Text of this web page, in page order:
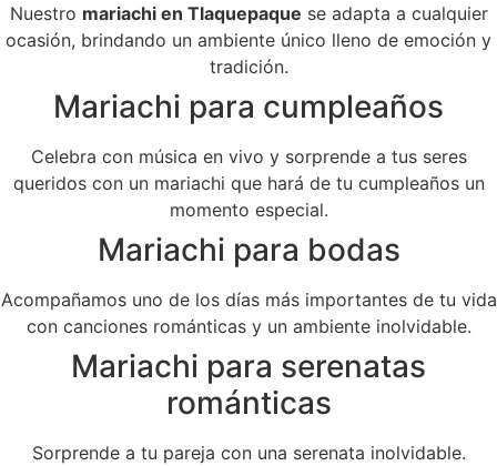
Nuestro mariachi en Tlaquepaque se adapta a cualquier
ocasión, brindando un ambiente único lleno de emoción y
tradición.
Mariachi para cumpleaños
Celebra con música en vivo y sorprende a tus seres
queridos con un mariachi que hará de tu cumpleaños un
momento especial.
Mariachi para bodas
Acompañamos uno de los días más importantes de tu vida
con canciones románticas y un ambiente inolvidable.
Mariachi para serenatas
románticas
Sorprende a tu pareja con una serenata inolvidable.